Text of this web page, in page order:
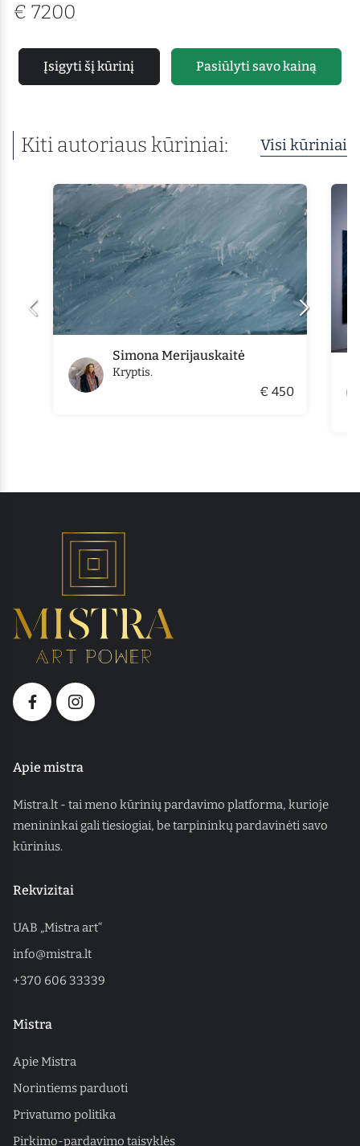
€ 7200
Įsigyti šį kūrinį Pasiūlyti savo kainą
Kiti autoriaus kūriniai: Visi kūriniai
Simona Merijauskaitė
Kryptis.
€ 450
Apie mistra
Mistra.lt - tai meno kūrinių pardavimo platforma, kurioje
menininkai gali tiesiogiai, be tarpininkų pardavinėti savo
kūrinius.
Rekvizitai
UAB „Mistra art“
info@mistra.lt
+370 606 33339
Mistra
Apie Mistra
Norintiems parduoti
Privatumo politika
Pirkimo-pardavimo taisyklės